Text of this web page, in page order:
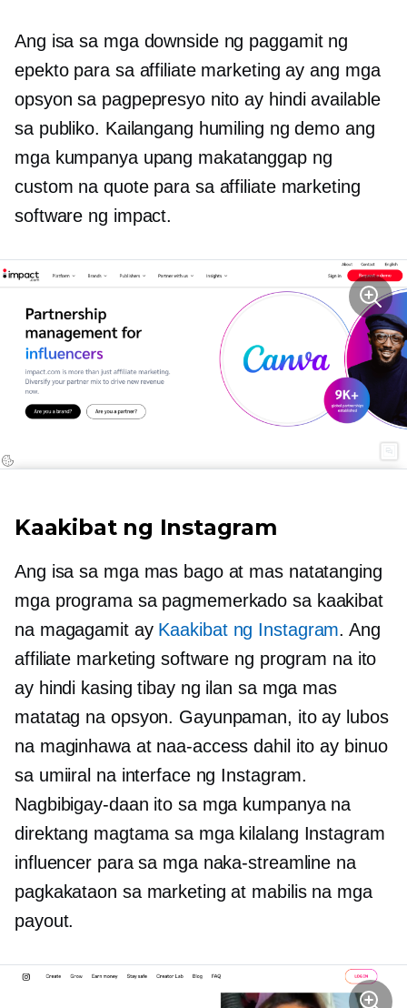
Ang isa sa mga downside ng paggamit ng
epekto para sa affiliate marketing ay ang mga
opsyon sa pagpepresyo nito ay hindi available
sa publiko. Kailangang humiling ng demo ang
mga kumpanya upang makatanggap ng
custom na quote para sa affiliate marketing
software ng impact.
Kaakibat ng Instagram
Ang isa sa mga mas bago at mas natatanging
mga programa sa pagmemerkado sa kaakibat
na magagamit ay Kaakibat ng Instagram. Ang
affiliate marketing software ng program na ito
ay hindi kasing tibay ng ilan sa mga mas
matatag na opsyon. Gayunpaman, ito ay lubos
na maginhawa at naa-access dahil ito ay binuo
sa umiiral na interface ng Instagram.
Nagbibigay-daan ito sa mga kumpanya na
direktang magtama sa mga kilalang Instagram
influencer para sa mga naka-streamline na
pagkakataon sa marketing at mabilis na mga
payout.